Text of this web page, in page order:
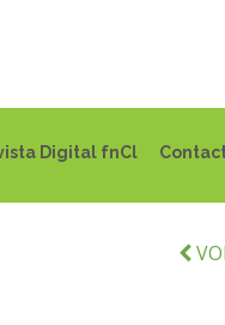
Digital fnCl